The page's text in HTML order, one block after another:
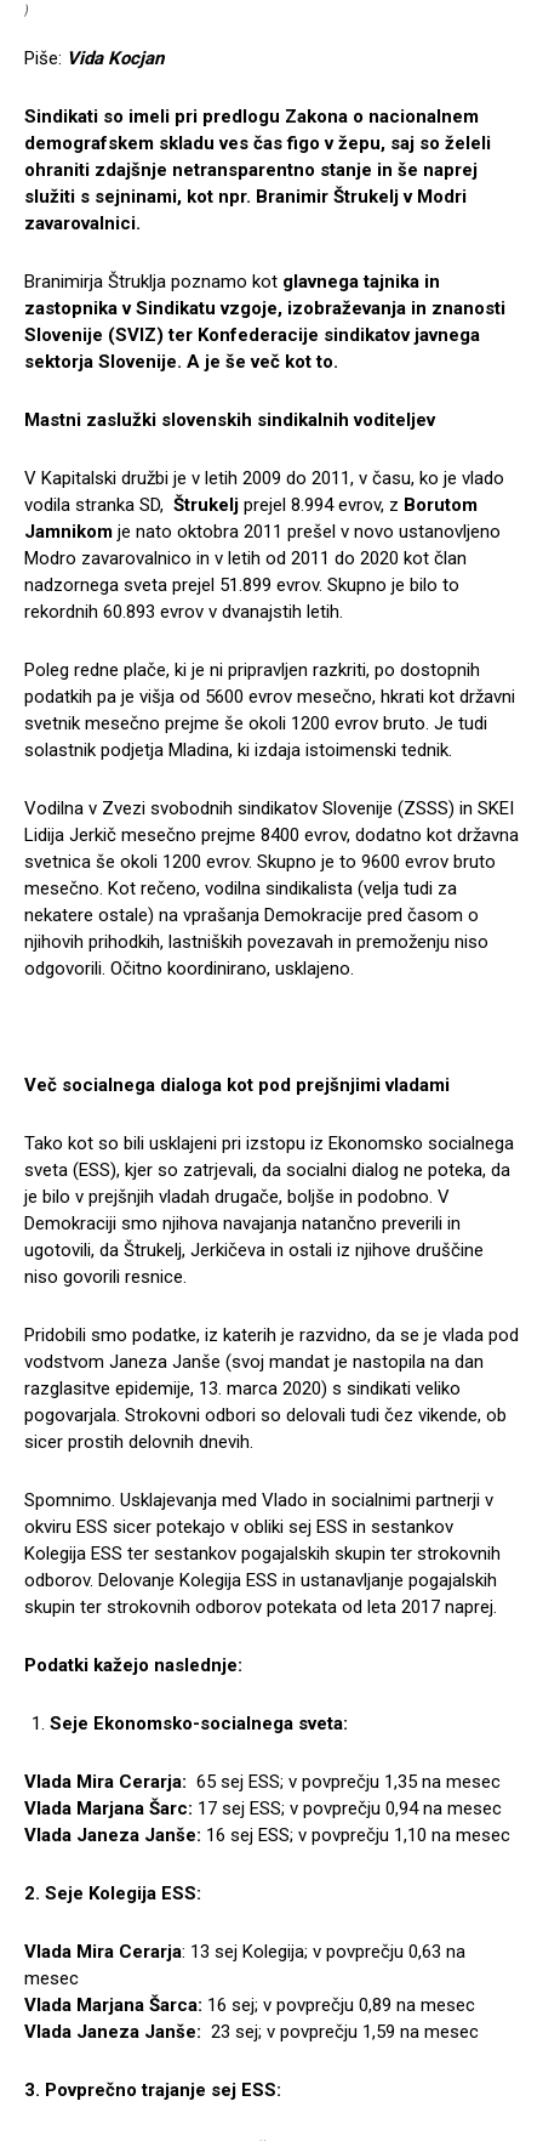
)
Piše: Vida Kocjan
Sindikati so imeli pri predlogu Zakona o nacionalnem
demografskem skladu ves čas figo v žepu, saj so želeli
ohraniti zdajšnje netransparentno stanje in še naprej
služiti s sejninami, kot npr. Branimir Štrukelj v Modri
zavarovalnici.
Branimirja Štruklja poznamo kot glavnega tajnika in
zastopnika v Sindikatu vzgoje, izobraževanja in znanosti
Slovenije (SVIZ) ter Konfederacije sindikatov javnega
sektorja Slovenije. A je še več kot to.
Mastni zaslužki slovenskih sindikalnih voditeljev
V Kapitalski družbi je v letih 2009 do 2011, v času, ko je vlado
vodila stranka SD, Štrukelj prejel 8.994 evrov, z Borutom
Jamnikom je nato oktobra 2011 prešel v novo ustanovljeno
Modro zavarovalnico in v letih od 2011 do 2020 kot član
nadzornega sveta prejel 51.899 evrov. Skupno je bilo to
rekordnih 60.893 evrov v dvanajstih letih.
Poleg redne plače, ki je ni pripravljen razkriti, po dostopnih
podatkih pa je višja od 5600 evrov mesečno, hkrati kot državni
svetnik mesečno prejme še okoli 1200 evrov bruto. Je tudi
solastnik podjetja Mladina, ki izdaja istoimenski tednik.
Vodilna v Zvezi svobodnih sindikatov Slovenije (ZSSS) in SKEI
Lidija Jerkič mesečno prejme 8400 evrov, dodatno kot državna
svetnica še okoli 1200 evrov. Skupno je to 9600 evrov bruto
mesečno. Kot rečeno, vodilna sindikalista (velja tudi za
nekatere ostale) na vprašanja Demokracije pred časom o
njihovih prihodkih, lastniških povezavah in premoženju niso
odgovorili. Očitno koordinirano, usklajeno.
Več socialnega dialoga kot pod prejšnjimi vladami
Tako kot so bili usklajeni pri izstopu iz Ekonomsko socialnega
sveta (ESS), kjer so zatrjevali, da socialni dialog ne poteka, da
je bilo v prejšnjih vladah drugače, boljše in podobno. V
Demokraciji smo njihova navajanja natančno preverili in
ugotovili, da Štrukelj, Jerkičeva in ostali iz njihove druščine
niso govorili resnice.
Pridobili smo podatke, iz katerih je razvidno, da se je vlada pod
vodstvom Janeza Janše (svoj mandat je nastopila na dan
razglasitve epidemije, 13. marca 2020) s sindikati veliko
pogovarjala. Strokovni odbori so delovali tudi čez vikende, ob
sicer prostih delovnih dnevih.
Spomnimo. Usklajevanja med Vlado in socialnimi partnerji v
okviru ESS sicer potekajo v obliki sej ESS in sestankov
Kolegija ESS ter sestankov pogajalskih skupin ter strokovnih
odborov. Delovanje Kolegija ESS in ustanavljanje pogajalskih
skupin ter strokovnih odborov potekata od leta 2017 naprej.
Podatki kažejo naslednje:
Seje Ekonomsko-socialnega sveta:
Vlada Mira Cerarja: 65 sej ESS; v povprečju 1,35 na mesec
Vlada Marjana Šarc: 17 sej ESS; v povprečju 0,94 na mesec
Vlada Janeza Janše: 16 sej ESS; v povprečju 1,10 na mesec
2. Seje Kolegija ESS:
Vlada Mira Cerarja: 13 sej Kolegija; v povprečju 0,63 na
mesec
Vlada Marjana Šarca: 16 sej; v povprečju 0,89 na mesec
Vlada Janeza Janše: 23 sej; v povprečju 1,59 na mesec
3. Povprečno trajanje sej ESS: